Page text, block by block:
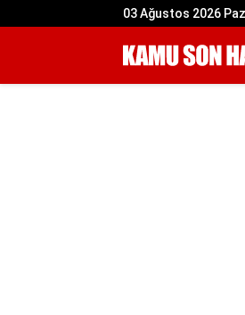
03 Ağustos 2026